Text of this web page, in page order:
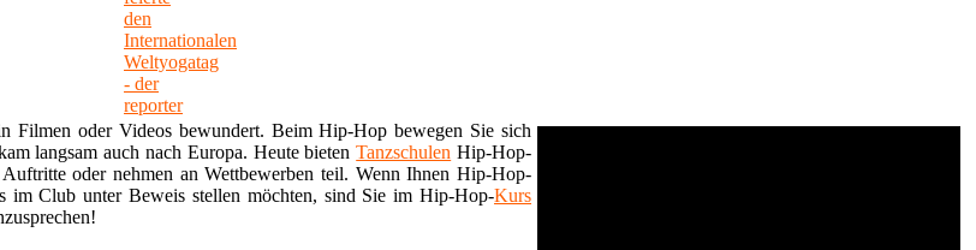
Filmen oder Videos bewundert. Beim Hip-Hop bewegen Sie sich
langsam auch nach Europa. Heute bietenTanzschulen Hip-Hop-
oder nehmen an Wettbewerben teil. Wenn Ihnen Hip-Hop-
im Club unter Beweis stellen möchten, sind Sie im Hip-Hop-Kurs